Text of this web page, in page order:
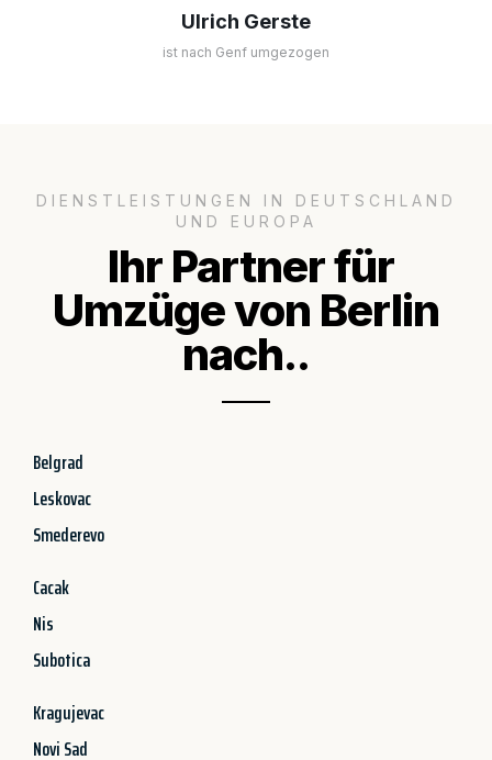
Ulrich Gerste
ist nach Genf umgezogen
DIENSTLEISTUNGEN IN DEUTSCHLAND
UND EUROPA
Ihr Partner für
Umzüge von Berlin
nach..
Belgrad
Leskovac
Smederevo
Cacak
Nis
Subotica
Kragujevac
Novi Sad